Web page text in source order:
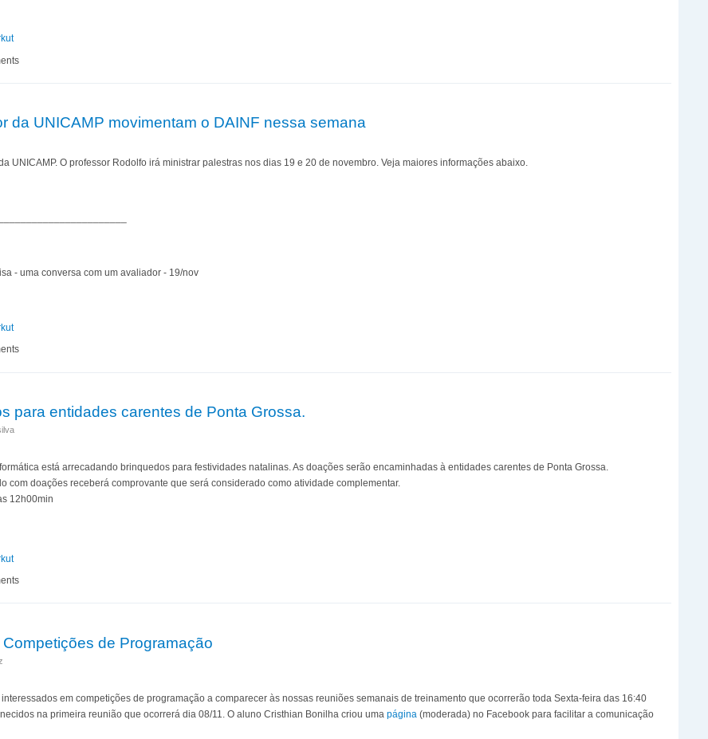
da UNICAMP movimentam o DAINF nessa semana
UNICAMP. O professor Rodolfo irá ministrar palestras nos dias 19 e 20 de novembro. Veja maiores informações abaixo.
- uma conversa com um avaliador - 19/nov
da UNICAMP movimentam o DAINF nessa semana
para entidades carentes de Ponta Grossa.
está arrecadando brinquedos para festividades natalinas. As doações serão encaminhadas à entidades carentes de Ponta Grossa.
com doações receberá comprovante que será considerado como atividade complementar.
12h00min
para entidades carentes de Ponta Grossa.
de Programação
em competições de programação a comparecer às nossas reuniões semanais de treinamento que ocorrerão toda Sexta-feira das 16:40
na primeira reunião que ocorrerá dia 08/11. O aluno Cristhian Bonilha criou uma página (moderada) no Facebook para facilitar a comunicação